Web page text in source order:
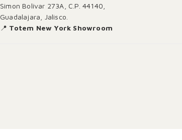
Simon Bolívar 273A, C.P. 44140,
Guadalajara, Jalisco.
📍 Totem New York Showroom